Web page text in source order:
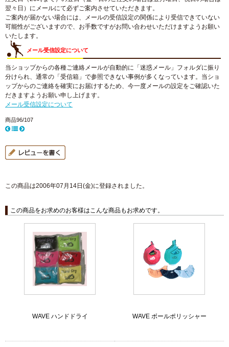
翌々日）にメールにて必ずご案内させていただきます。
ご案内が届かない場合には、メールの受信設定の関係により受信できていない
可能性がございますので、お手数ですがお問い合わせいただけますようお願い
いたします。
メール受信設定について
当ショップからの各種ご連絡メールが自動的に「迷惑メール」フォルダに振り
分けられ、通常の「受信箱」で参照できない事例が多くなっています。当ショ
ップからのご連絡を確実にお届けするため、今一度メールの設定をご確認いた
だきますようお願い申し上げます。
メール受信設定について
商品96/107
この商品は2006年07月14日(金)に登録されました。
この商品をお求めのお客様はこんな商品もお求めです。
WAVE ハンドドライ WAVE ボールポリッシャー